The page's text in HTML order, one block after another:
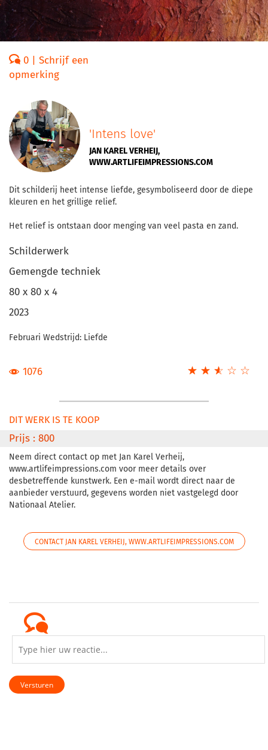
0 | Schrijf een
opmerking
'Intens love'
JAN KAREL VERHEIJ,
WWW.ARTLIFEIMPRESSIONS.COM
Dit schilderij heet intense liefde, gesymboliseerd door de diepe
kleuren en het grillige relief.
Het relief is ontstaan door menging van veel pasta en zand.
Schilderwerk
Gemengde techniek
80 x 80 x 4
2023
Februari Wedstrijd: Liefde
☆ ☆ ☆ ☆ ☆
★ ★ ★ ★ ★
1076
DIT WERK IS TE KOOP
Prijs : 800
Neem direct contact op met Jan Karel Verheij,
www.artlifeimpressions.com voor meer details over
desbetreffende kunstwerk. Een e-mail wordt direct naar de
aanbieder verstuurd, gegevens worden niet vastgelegd door
Nationaal Atelier.
CONTACT JAN KAREL VERHEIJ, WWW.ARTLIFEIMPRESSIONS.COM
Versturen